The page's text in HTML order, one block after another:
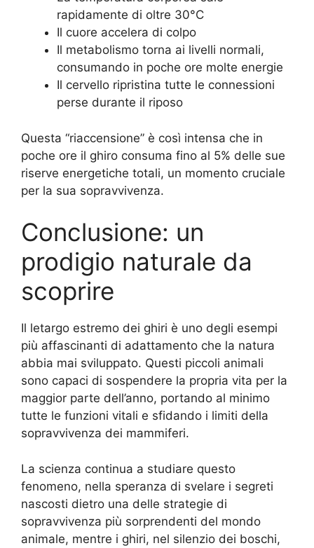
rapidamente di oltre 30°C
Il cuore accelera di colpo
Il metabolismo torna ai livelli normali,
consumando in poche ore molte energie
Il cervello ripristina tutte le connessioni
perse durante il riposo
Questa “riaccensione” è così intensa che in
poche ore il ghiro consuma fino al 5% delle sue
riserve energetiche totali, un momento cruciale
per la sua sopravvivenza.
Conclusione: un
prodigio naturale da
scoprire
Il letargo estremo dei ghiri è uno degli esempi
più affascinanti di adattamento che la natura
abbia mai sviluppato. Questi piccoli animali
sono capaci di sospendere la propria vita per la
maggior parte dell’anno, portando al minimo
tutte le funzioni vitali e sfidando i limiti della
sopravvivenza dei mammiferi.
La scienza continua a studiare questo
fenomeno, nella speranza di svelare i segreti
nascosti dietro una delle strategie di
sopravvivenza più sorprendenti del mondo
animale, mentre i ghiri, nel silenzio dei boschi,